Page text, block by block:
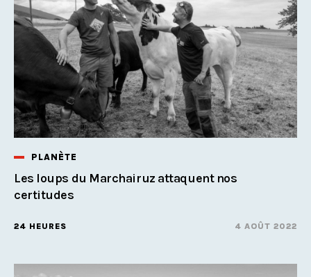
PLANÈTE
Les loups du Marchairuz attaquent nos
certitudes
24 HEURES 4 AOÛT 2022